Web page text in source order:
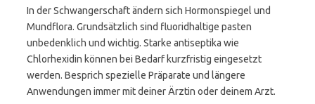
In der Schwangerschaft ändern sich Hormonspiegel und
Mundflora. Grundsätzlich sind fluoridhaltige pasten
unbedenklich und wichtig. Starke antiseptika wie
Chlorhexidin können bei Bedarf kurzfristig eingesetzt
werden. Besprich spezielle Präparate und längere
Anwendungen immer mit deiner Ärztin oder deinem Arzt.